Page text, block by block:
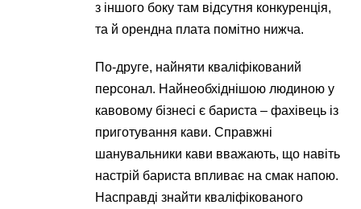
з іншого боку там відсутня конкуренція,
та й орендна плата помітно нижча.
По-друге, найняти кваліфікований
персонал. Найнеобхіднішою людиною у
кавовому бізнесі є бариста – фахівець із
приготування кави. Справжні
шанувальники кави вважають, що навіть
настрій бариста впливає на смак напою.
Насправді знайти кваліфікованого